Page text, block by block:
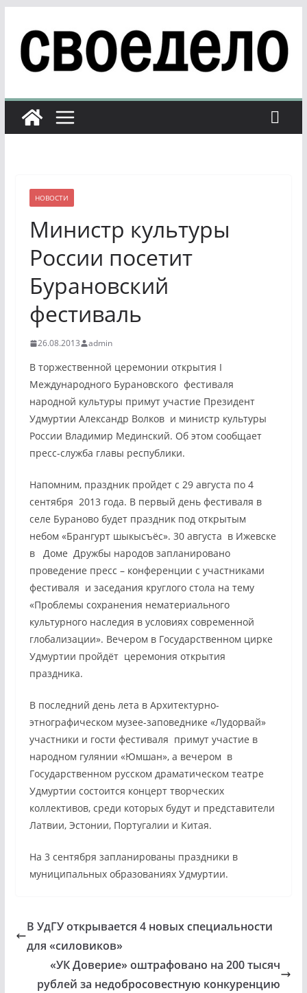
содержимому
НОВОСТИ
Министр культуры
России посетит
Бурановский
фестиваль
26.08.2013 admin
В торжественной церемонии открытия I
Международного Бурановского фестиваля
народной культуры примут участие Президент
Удмуртии Александр Волков и министр культуры
России Владимир Мединский. Об этом сообщает
пресс-служба главы республики.
Напомним, праздник пройдет с 29 августа по 4
сентября 2013 года. В первый день фестиваля в
селе Бураново будет праздник под открытым
небом «Брангурт шыкысъёс». 30 августа в Ижевске
в Доме Дружбы народов запланировано
проведение пресс – конференции с участниками
фестиваля и заседания круглого стола на тему
«Проблемы сохранения нематериального
культурного наследия в условиях современной
глобализации». Вечером в Государственном цирке
Удмуртии пройдёт церемония открытия
праздника.
В последний день лета в Архитектурно-
этнографическом музее-заповеднике «Лудорвай»
участники и гости фестиваля примут участие в
народном гулянии «Юмшан», а вечером в
Государственном русском драматическом театре
Удмуртии состоится концерт творческих
коллективов, среди которых будут и представители
Латвии, Эстонии, Португалии и Китая.
На 3 сентября запланированы праздники в
муниципальных образованиях Удмуртии.
В УдГУ открывается 4 новых специальности
для «силовиков»
«УК Доверие» оштрафовано на 200 тысяч
рублей за недобросовестную конкуренцию